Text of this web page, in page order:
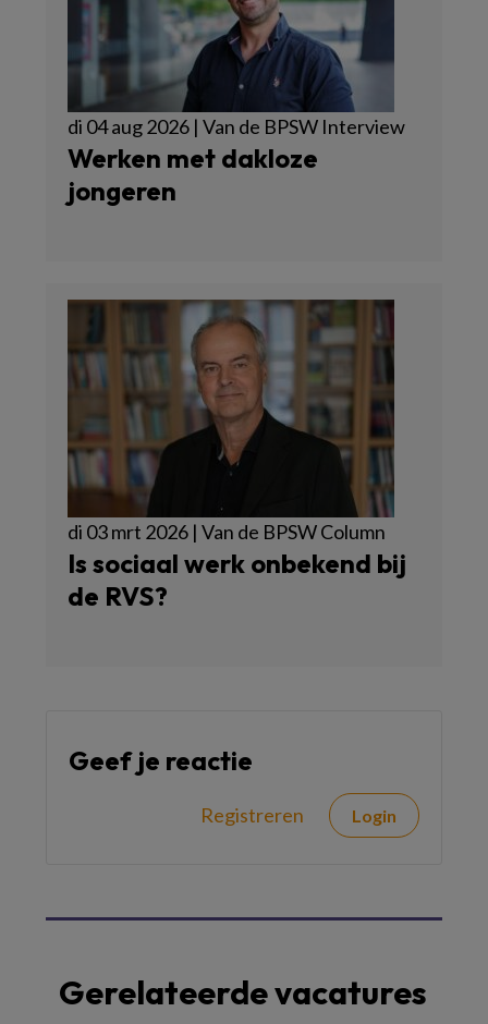
di 04 aug 2026 | Van de BPSW Interview
Werken met dakloze
jongeren
di 03 mrt 2026 | Van de BPSW Column
Is sociaal werk onbekend bij
de RVS?
Geef je reactie
Registreren Login
Gerelateerde vacatures